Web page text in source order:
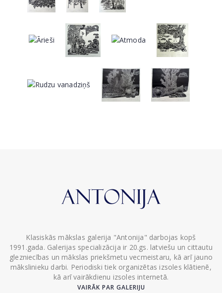
Klasiskās mākslas galerija "Antonija" darbojas kopš
1991.gada. Galerijas specializācija ir 20.gs. latviešu un cittautu
glezniecības un mākslas priekšmetu vecmeistaru, kā arī jauno
mākslinieku darbi. Periodiski tiek organizētas izsoles klātienē,
kā arī vairākdienu izsoles internetā.
VAIRĀK PAR GALERIJU